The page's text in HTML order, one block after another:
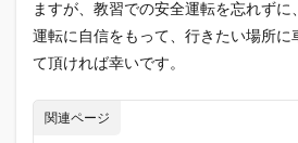
ますが、教習での安全運転を忘れずに、
運転に自信をもって、行きたい場所に
て頂ければ幸いです。
関連ページ